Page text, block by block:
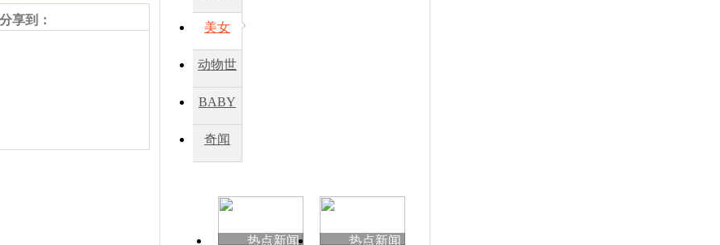
因
分享到：
美女
动物世
BABY
秀
奇闻
热点新闻
热点新闻